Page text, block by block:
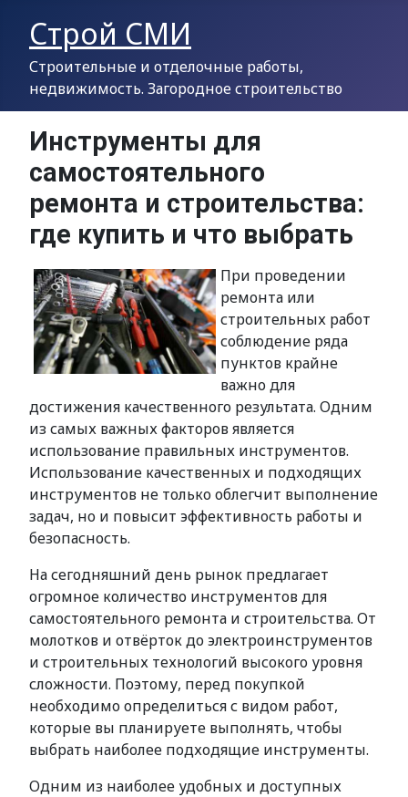
Строй СМИ
Строительные и отделочные работы,
недвижимость. Загородное строительство
Инструменты для
самостоятельного
ремонта и строительства:
где купить и что выбрать
При проведении
ремонта или
строительных работ
соблюдение ряда
пунктов крайне
важно для
достижения качественного результата. Одним
из самых важных факторов является
использование правильных инструментов.
Использование качественных и подходящих
инструментов не только облегчит выполнение
задач, но и повысит эффективность работы и
безопасность.
На сегодняшний день рынок предлагает
огромное количество инструментов для
самостоятельного ремонта и строительства. От
молотков и отвёрток до электроинструментов
и строительных технологий высокого уровня
сложности. Поэтому, перед покупкой
необходимо определиться с видом работ,
которые вы планируете выполнять, чтобы
выбрать наиболее подходящие инструменты.
Одним из наиболее удобных и доступных